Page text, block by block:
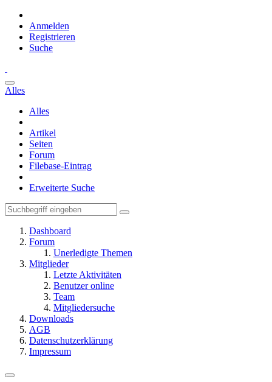
Anmelden
Registrieren
Suche
Alles
Alles
Artikel
Seiten
Forum
Filebase-Eintrag
Erweiterte Suche
Dashboard
Forum
Unerledigte Themen
Mitglieder
Letzte Aktivitäten
Benutzer online
Team
Mitgliedersuche
Downloads
AGB
Datenschutzerklärung
Impressum